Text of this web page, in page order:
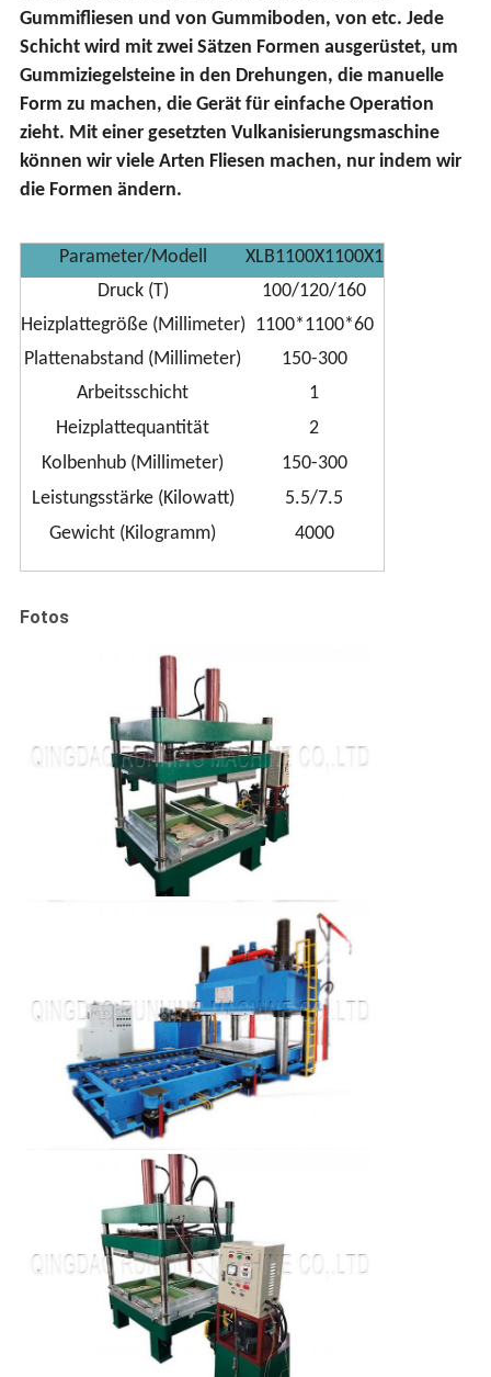
Gummifliesen und von Gummiboden, von etc. Jede
Schicht wird mit zwei Sätzen Formen ausgerüstet, um
Gummiziegelsteine in den Drehungen, die manuelle
Form zu machen, die Gerät für einfache Operation
zieht. Mit einer gesetzten Vulkanisierungsmaschine
können wir viele Arten Fliesen machen, nur indem wir
die Formen ändern.
Parameter/Modell
XLB1100X1100X1
Druck (T)
100/120/160
Heizplattegröße (Millimeter) 1100*1100*60
Plattenabstand (Millimeter)
150-300
Arbeitsschicht
1
Heizplattequantität
2
Kolbenhub (Millimeter)
150-300
Leistungsstärke (Kilowatt)
5.5/7.5
Gewicht (Kilogramm)
4000
Fotos